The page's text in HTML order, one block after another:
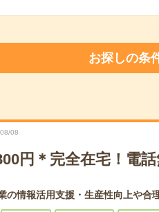
お探しの条
08
円＊完全在宅！電
の情報活用支援・生産性向上や合